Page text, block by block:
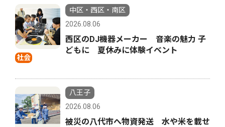
社会
中区・西区・南区
2026.08.06
西区のDJ機器メーカー 音楽の魅力 子
どもに 夏休みに体験イベント
八王子
2026.08.06
被災の八代市へ物資発送 水や米を載せ